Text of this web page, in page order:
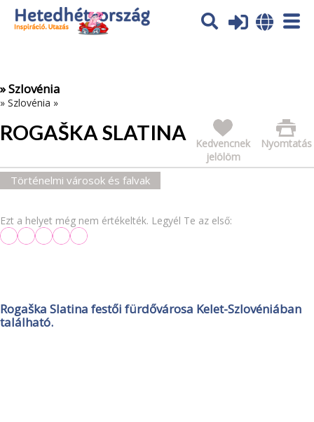
Az oldal sütiket (cookies) használ. További tájékoztatás itt:
Adatvédelmi tájékoztató
» Szlovénia
» Szlovénia »
ROGAŠKA SLATINA Nyomtatás
Kedvencnek
jelölöm
Történelmi városok és falvak
Ezt a helyet még nem értékelték. Legyél Te az első:
Rogaška Slatina festői fürdővárosa Kelet-Szlovéniában
található.